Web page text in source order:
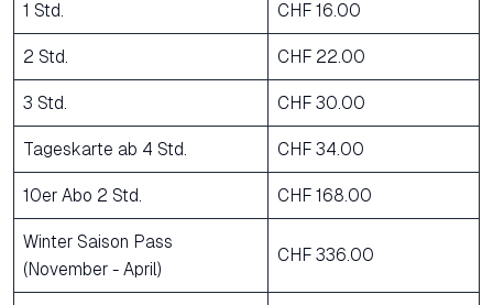
1 Std. CHF 16.00
2 Std. CHF 22.00
3 Std. CHF 30.00
Tageskarte ab 4 Std. CHF 34.00
10er Abo 2 Std. CHF 168.00
Winter Saison Pass
(November - April)
CHF 336.00